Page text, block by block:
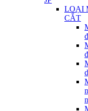
LOẠI
CẮT